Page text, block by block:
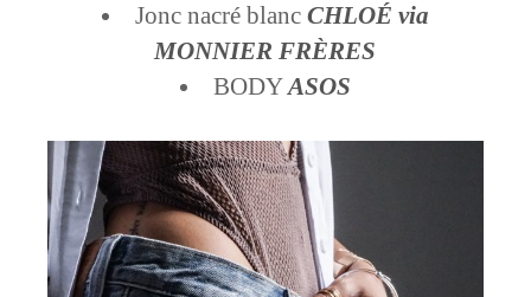
Jonc nacré blanc CHLOÉ via
MONNIER FRÈRES
BODYASOS